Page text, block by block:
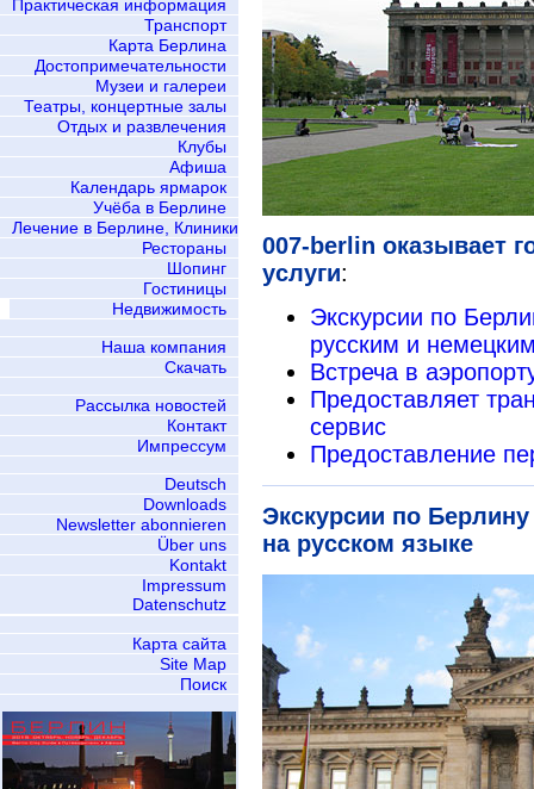
Практическая информация
Транспорт
Карта Берлина
Достопримечательности
Музеи и галереи
Театры, концертные залы
Отдых и развлечения
Клубы
Афиша
Календарь ярмарок
Учёба в Берлине
Лечение в Берлине, Клиники
Рестораны
Шопинг
Гостиницы
Недвижимость
Наша компания
Скачать
Рассылка новостей
Контакт
Импрессум
Deutsch
Downloads
Newsletter abonnieren
Über uns
Kontakt
Impressum
Datenschutz
Карта сайта
Site Map
Поиск
007-berlin оказывает
услуги:
Экскурсии по
русским и
Встреча в
Предоставляет
сервис
Предоставление
Экскурсии по
на русском языке